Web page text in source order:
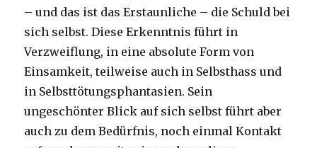
– und das ist das Erstaunliche – die Schuld bei
sich selbst. Diese Erkenntnis führt in
Verzweiflung, in eine absolute Form von
Einsamkeit, teilweise auch in Selbsthass und
in Selbsttötungsphantasien. Sein
ungeschönter Blick auf sich selbst führt aber
auch zu dem Bedürfnis, noch einmal Kontakt